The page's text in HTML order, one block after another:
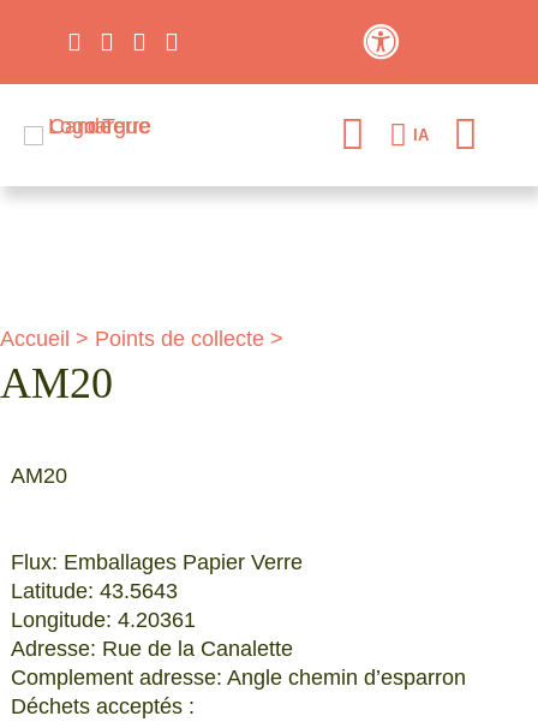
IA
Accueil > Points de collecte >
AM20
AM20
Flux: Emballages Papier Verre
Latitude: 43.5643
Longitude: 4.20361
Adresse: Rue de la Canalette
Complement adresse: Angle chemin d’esparron
Déchets acceptés :